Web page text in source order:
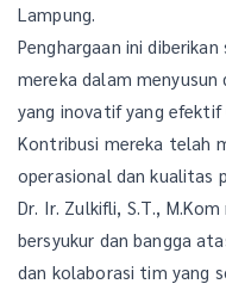
Lampung.
Penghargaan ini
mereka dalam menyusun
yang inovatif yang efektif
Kontribusi mereka telah
operasional dan kualitas
Dr. Ir. Zulkifli, S.T.,
bersyukur dan bangga
dan kolaborasi tim yang